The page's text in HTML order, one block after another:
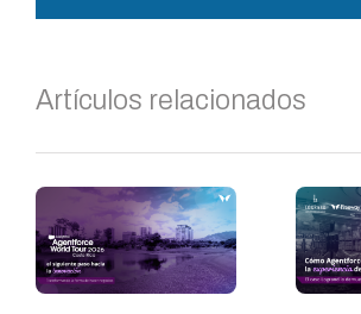
Artículos relacionados